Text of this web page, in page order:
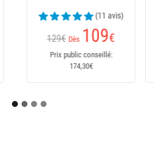
(51 avis)
43,50€ Dès 29
Prix public conseillé: 47,90€